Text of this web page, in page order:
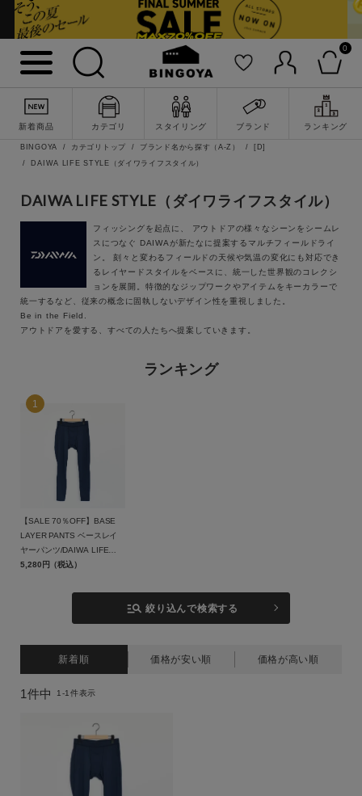
0
新着商品 カテゴリ スタイリング ブランド ランキング
詳細検索
キーワード
性別
LADIES
トップス
パンツ
シューズ
グッズ
ブランド
商品タイプ
BINGOYA カテゴリトップ ブランド名から探す（A-Z）
[D]
DAIWA LIFE STYLE（ダイワライフスタイル）
DAIWA LIFE STYLE（ダイワライフスタイル）
フィッシングを起点に、 アウトドアの様々なシーンをシームレ
スにつなぐ DAIWAが新たなに提案するマルチフィールドライ
ン。 刻々と変わるフィールドの天候や気温の変化にも対応でき
るレイヤードスタイルをベースに、統一した世界観のコレクシ
ョンを展開。特徴的なジップワークやアイテムをキーカラーで
統一するなど、従来の概念に固執しないデザイン性を重視しました。
Be in the Field.
アウトドアを愛する、すべての人たちへ提案していきます。
ランキング
【SALE 70％OFF】BASE
LAYER PANTS ベースレイ
ヤーパンツ/DAIWA LIFE
STYLE(ダイワライフスタイ
5,280円（税込）
manage_search 絞り込んで検索する
新着順 価格が安い順 価格が高い順
1 件中 1-1件表示